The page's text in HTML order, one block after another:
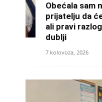
Obećala sam
prijatelju da
ali pravi
dublji
7 kolovoza, 2026